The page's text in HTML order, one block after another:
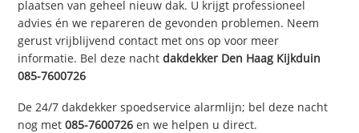
plaatsen van geheel nieuw dak. U krijgt professioneel
advies én we repareren de gevonden problemen. Neem
gerust vrijblijvend contact met ons op voor meer
informatie. Bel deze nachtdakdekker Den Haag Kijkduin
085-7600726
De 24/7 dakdekker spoedservice alarmlijn; bel deze nacht
nog met085-7600726 en we helpen u direct.